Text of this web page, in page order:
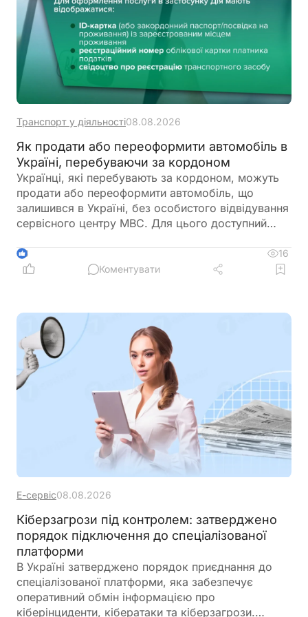
Транспорт у діяльності08.08.2026
Як продати або переоформити автомобіль в
Україні, перебуваючи за кордоном
Українці, які перебувають за кордоном, можуть
продати або переоформити автомобіль, що
залишився в Україні, без особистого відвідування
сервісного центру МВС. Для цього доступний
довіреності на уповноваженого представника
3
16
Коментувати
Е-сервіс08.08.2026
Кіберзагрози під контролем: затверджено
порядок підключення до спеціалізованої
платформи
В Україні затверджено порядок приєднання до
спеціалізованої платформи, яка забезпечує
оперативний обмін інформацією про
кіберінциденти, кібератаки та кіберзагрози.